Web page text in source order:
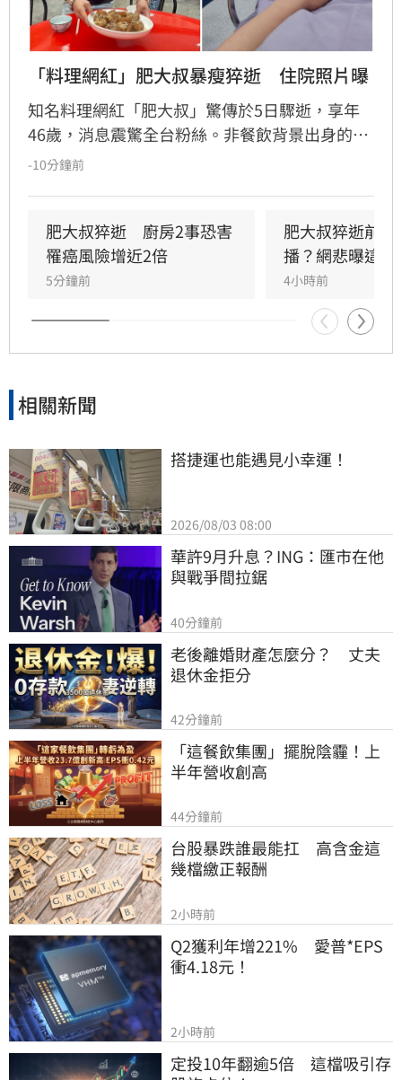
「料理網紅」肥大叔暴瘦猝逝　住院照片曝
知名料理網紅「肥大叔」驚傳於5日驟逝，享年
46歲，消息震驚全台粉絲。非餐飲背景出身的
他，憑藉親切教學與拚勁，將直播事業經營得有
陷，狀態顯得相當疲憊。肥大叔自2021年起頻傳
健康警訊，雖曾於2022年住院開刀，但出院後仍
堅持返回工作崗位，直到最後一刻仍心繫直播。
對於肥大叔的確切死因，家屬目前尚未對外說
明。
-10分鐘前
肥大叔猝逝　廚房2事恐害
罹癌風險增近2倍
5分鐘前
肥大叔猝逝前
播？網悲曝這原
4小時前
相關新聞
搭捷運也能遇見小幸運！
2026/08/03 08:00
華許9月升息？ING：匯市在他
與戰爭間拉鋸
40分鐘前
老後離婚財產怎麼分？　丈夫
退休金拒分
42分鐘前
「這餐飲集團」擺脫陰霾！上
半年營收創高
44分鐘前
台股暴跌誰最能扛　高含金這
幾檔繳正報酬
2小時前
Q2獲利年增221%　愛普*EPS
衝4.18元！
2小時前
定投10年翻逾5倍　這檔吸引存